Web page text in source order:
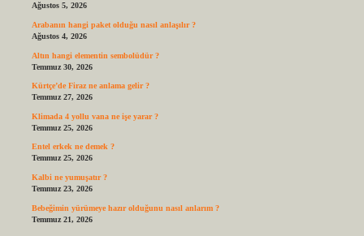
Ağustos 5, 2026
Arabanın hangi paket olduğu nasıl anlaşılır ?
Ağustos 4, 2026
Altın hangi elementin sembolüdür ?
Temmuz 30, 2026
Kürtçe’de Firaz ne anlama gelir ?
Temmuz 27, 2026
Klimada 4 yollu vana ne işe yarar ?
Temmuz 25, 2026
Entel erkek ne demek ?
Temmuz 25, 2026
Kalbi ne yumuşatır ?
Temmuz 23, 2026
Bebeğimin yürümeye hazır olduğunu nasıl anlarım ?
Temmuz 21, 2026